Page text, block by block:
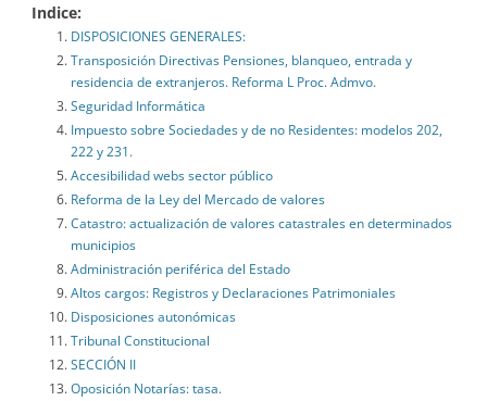
Indice:
DISPOSICIONES GENERALES:
Transposición Directivas Pensiones, blanqueo, entrada y
residencia de extranjeros. Reforma L Proc. Admvo.
Seguridad Informática
Impuesto sobre Sociedades y de no Residentes: modelos 202,
222 y 231.
Accesibilidad webs sector público
Reforma de la Ley del Mercado de valores
Catastro: actualización de valores catastrales en determinados
municipios
Administración periférica del Estado
Altos cargos: Registros y Declaraciones Patrimoniales
Disposiciones autonómicas
Tribunal Constitucional
SECCIÓN II
Oposición Notarías: tasa.